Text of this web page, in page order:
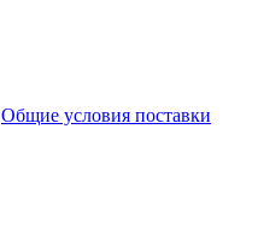
Общие условия поставки